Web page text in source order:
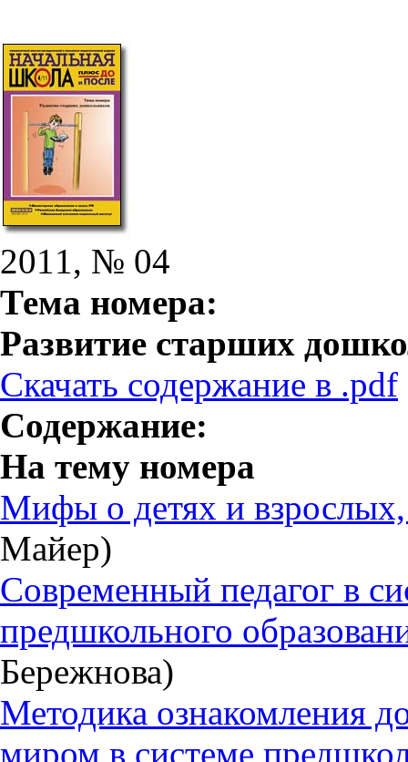
2011, № 04
Тема номера:
Развитие старших
Скачать содержание в .pdf
Содержание:
На тему номера
Мифы о детях и
Майер)
Современный педагог в
предшкольного
Бережнова)
Методика ознакомления
миром в системе